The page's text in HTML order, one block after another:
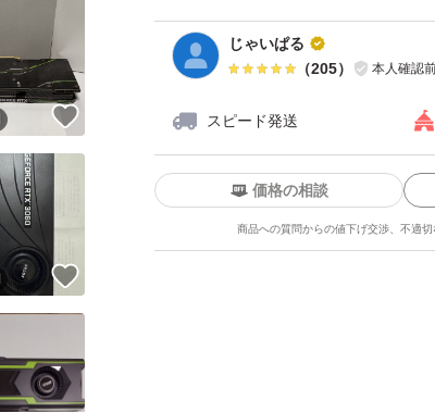
じゃいぱる
（205） 本人確認
スピード発送
価格の相談
商品への質問からの値下げ交渉、不適